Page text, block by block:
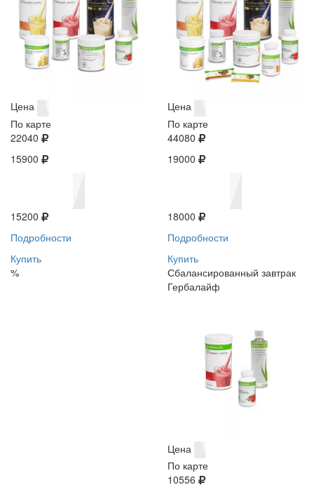
Цена
По карте
22040
15900
15200
Подробности
Купить
%
Цена
По карте
44080
19000
18000
Подробности
Купить
Сбалансированный завтрак
Гербалайф
Цена
По карте
10556